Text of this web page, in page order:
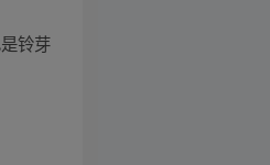
铃芽